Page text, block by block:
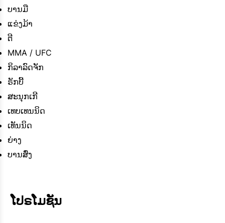
ບານມື
ແຂ່ງມ້າ
ຕີ
MMA / UFC
ກິລາລົດຈັກ
ຣັກບີ້
ສະນຸກເກີ
ເທບເທນນິດ
ເທັນນິດ
ຍ່າງ
ບານສົ່ງ
ໂປຣໂມຊັນ